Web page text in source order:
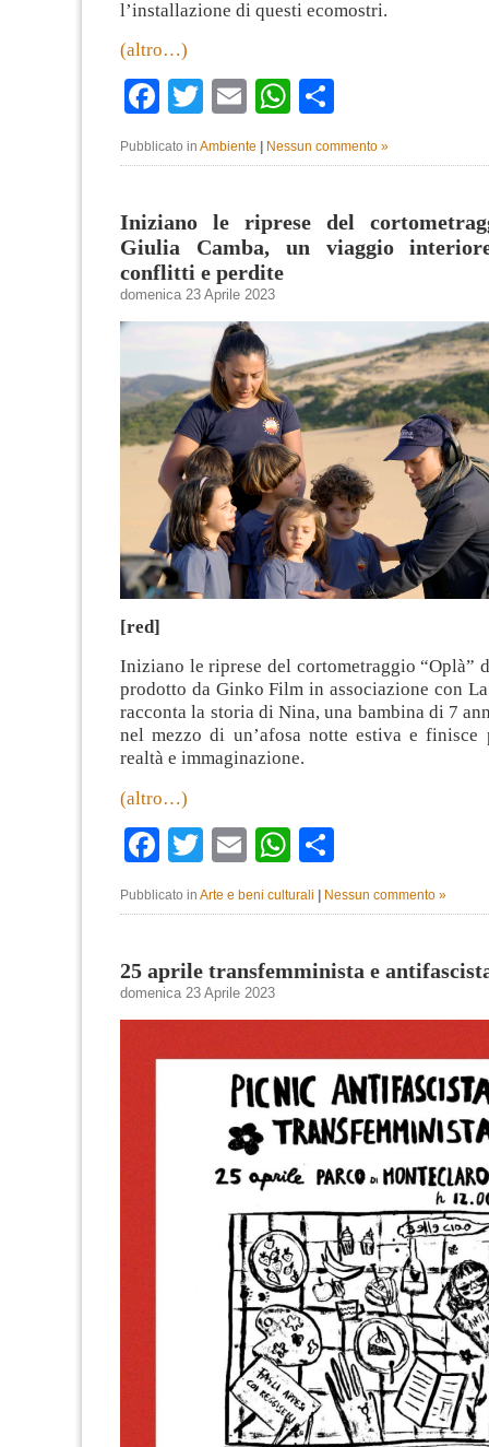
l’installazione di questi ecomostri.
(altro…)
Facebook
TwitterEmailWhatsApp
Pubblicato in Ambiente Nessun commento »
Iniziano le riprese del
Giulia Camba, un viaggio
conflitti e perdite
domenica 23 Aprile 2023
[red]
Iniziano le riprese del cortometraggio “Oplà”
prodotto da Ginko Film in associazione con
racconta la storia di Nina, una bambina di 7
nel mezzo di un’afosa notte estiva e finisce
realtà e immaginazione.
(altro…)
Facebook
TwitterEmailWhatsApp
Pubblicato in Arte e beni culturali | Nessun commento »
25 aprile transfemminista e
domenica 23 Aprile 2023